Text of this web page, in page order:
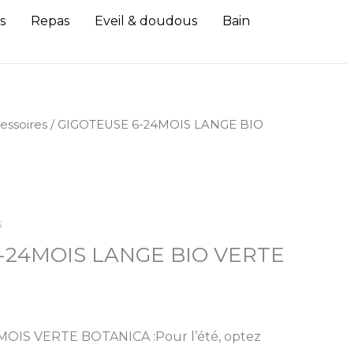
Repas Eveil & doudous
Bain
/ GIGOTEUSE 6-24MOIS LANGE BIO
LANGE BIO VERTE
VERTE BOTANICA :Pour l’été, optez